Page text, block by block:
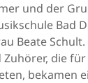
und der
Bad
Beate Schult.
die für
bekamen